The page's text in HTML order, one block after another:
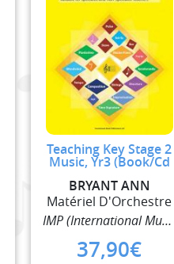
Teaching Key Stage 2
Music, Yr3 (Book/Cd
BRYANT ANN
Matériel D'Orchestre
IMP (International Music Publisher)
37,90€